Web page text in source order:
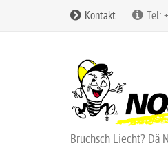
Kontakt Tel:
Bruchsch Liecht? Dä